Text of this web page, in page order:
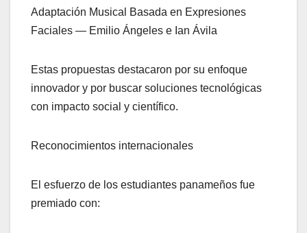
Adaptación Musical Basada en Expresiones
Faciales — Emilio Ángeles e Ian Ávila
Estas propuestas destacaron por su enfoque
innovador y por buscar soluciones tecnológicas
con impacto social y científico.
Reconocimientos internacionales
El esfuerzo de los estudiantes panameños fue
premiado con: